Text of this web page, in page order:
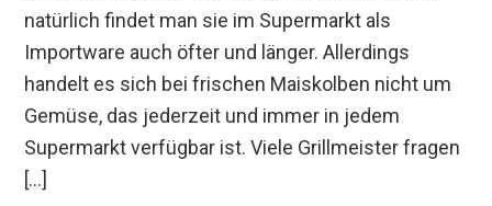
natürlich findet man sie im Supermarkt als
Importware auch öfter und länger. Allerdings
handelt es sich bei frischen Maiskolben nicht um
Gemüse, das jederzeit und immer in jedem
Supermarkt verfügbar ist. Viele Grillmeister fragen
[…]